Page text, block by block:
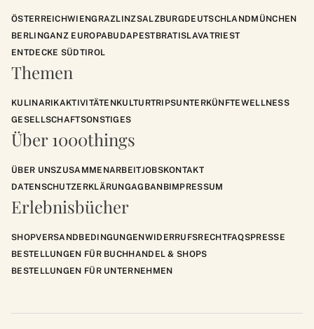
ÖSTERREICHWIENGRAZLINZSALZBURGDEUTSCHLANDMÜNCHEN
BERLINGANZ EUROPABUDAPESTBRATISLAVATRIEST
ENTDECKE SÜDTIROL
Themen
KULINARIKAKTIVITÄTENKULTURTRIPSUNTERKÜNFTEWELLNESS
GESELLSCHAFTSONSTIGES
Über 1000things
ÜBER UNSZUSAMMENARBEITJOBSKONTAKT
DATENSCHUTZERKLÄRUNGAGBANBIMPRESSUM
Erlebnisbücher
SHOPVERSANDBEDINGUNGENWIDERRUFSRECHTFAQSPRESSE
BESTELLUNGEN FÜR BUCHHANDEL & SHOPS
BESTELLUNGEN FÜR UNTERNEHMEN